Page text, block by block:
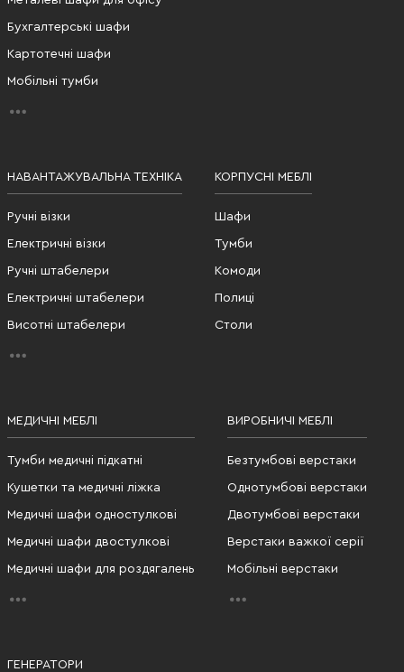
Бухгалтерські шафи
Картотечні шафи
Мобільні тумби
НАВАНТАЖУВАЛЬНА ТЕХНІКА
Ручні візки
Електричні візки
Ручні штабелери
Електричні штабелери
Висотні штабелери
КОРПУСНІ МЕБЛІ
Шафи
Тумби
Комоди
Полиці
Столи
МЕДИЧНІ МЕБЛІ
Тумби медичні підкатні
Кушетки та медичні ліжка
Медичні шафи одностулкові
Медичні шафи двостулкові
Медичні шафи для роздягалень
ВИРОБНИЧІ МЕБЛІ
Безтумбові верстаки
Однотумбові верстаки
Двотумбові верстаки
Верстаки важкої серії
Мобільні верстаки
ГЕНЕРАТОРИ